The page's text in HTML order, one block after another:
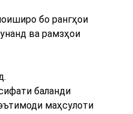
бо рангҳои
ва рамзҳои
баланди
маҳсулоти